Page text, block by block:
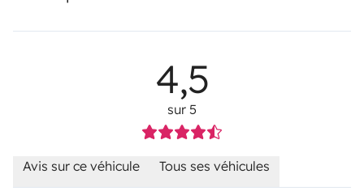
4,5
sur 5
Avis sur ce véhicule Tous ses véhicules